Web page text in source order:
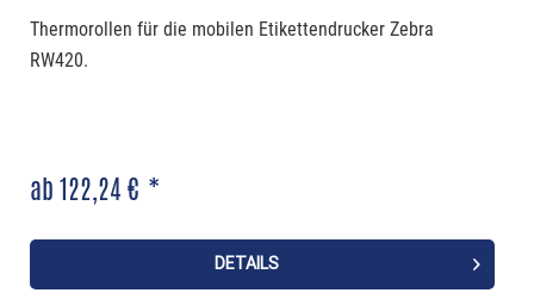
Thermorollen für die mobilen Etikettendrucker Zebra
RW420.
ab 122,24 € *
DETAILS